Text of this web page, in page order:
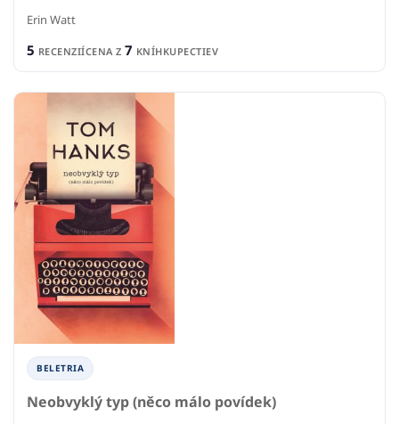
Erin Watt
5 RECENZIÍCENA Z 7 KNÍHKUPECTIEV
BELETRIA
Neobvyklý typ (něco málo povídek)